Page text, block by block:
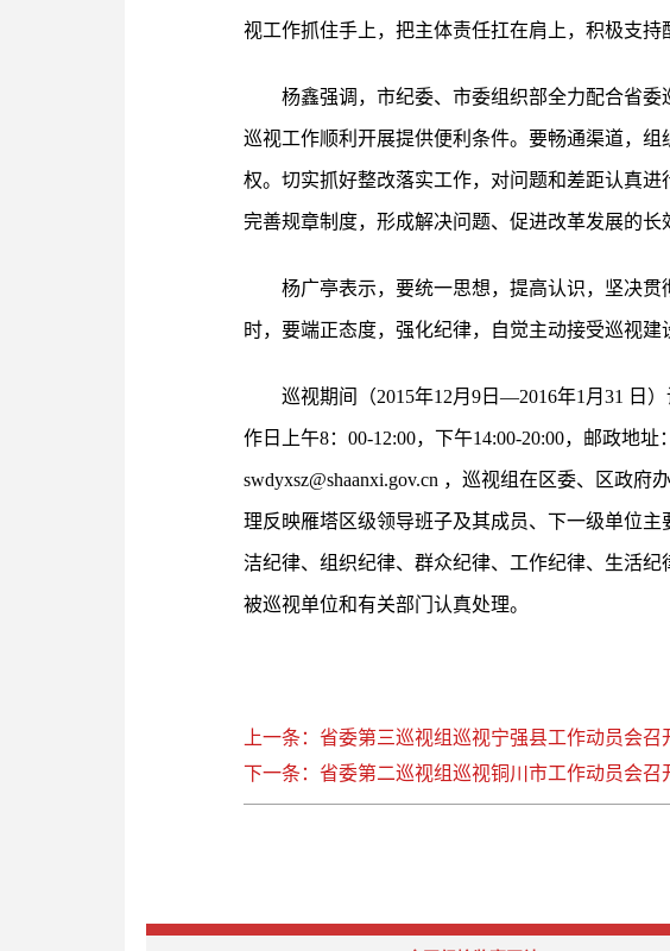
视工作抓住手上，把主体责任扛在肩上，积极支
杨鑫强调，市纪委、市委组织部全力配合省
巡视工作顺利开展提供便利条件。要畅通渠道，
权。切实抓好整改落实工作，对问题和差距认真
完善规章制度，形成解决问题、促进改革发展的
杨广亭表示，要统一思想，提高认识，坚决
时，要端正态度，强化纪律，自觉主动接受巡视
巡视期间（2015年12月9日—2016年1月31 日
作日上午8：00-12:00，下午14:00-20:00，邮政地
swdyxsz@shaanxi.gov.cn ，巡视组在区委、区政
理反映雁塔区级领导班子及其成员、下一级单位
洁纪律、组织纪律、群众纪律、工作纪律、生活
被巡视单位和有关部门认真处理。
上一条：省委第三巡视组巡视宁强县工作动员会召
下一条：省委第二巡视组巡视铜川市工作动员会召